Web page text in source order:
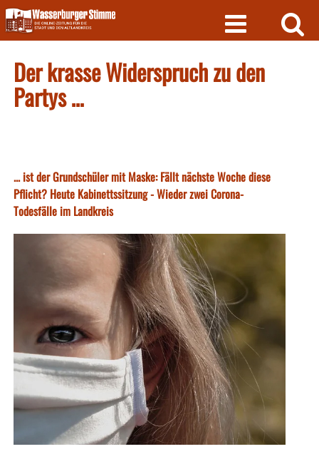
Skip
to
content
Der krasse Widerspruch zu den
Partys …
... ist der Grundschüler mit Maske: Fällt nächste Woche diese
Pflicht? Heute Kabinettssitzung - Wieder zwei Corona-
Todesfälle im Landkreis